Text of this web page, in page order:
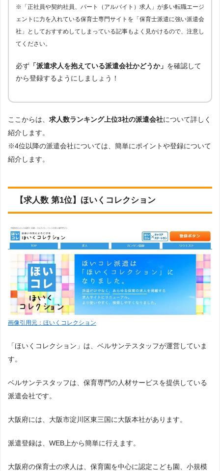
※「正社員や契約社員、パート（アルバイト）求人」が多い転職エージ
ェントに力を入れている保育士専門サイトを「保育士派遣に強い派遣会
社」としておすすめしてしまっている記事もよく見かけるので、注意し
てください。
必ず 「派遣求人を抱えている派遣会社かどうか」 を確認して
から登録するようにしましょう！
ここからは、 求人数ランキング上位3社の派遣会社について詳しく
紹介します。
※4位以降の派遣会社については、簡単にポイントや登録について
紹介します。
【求人数 第1位】ほいくコレクション
画像引用元：ほいくコレクション
「ほいくコレクション」は、ベルサンテスタッフが運営していま
す。
ベルサンテスタッフは、保育専門の人材サービスを提供している
派遣会社です。
大阪府には、大阪市淀川区東三国に大阪本社があります。
派遣登録は、WEB上から簡単に行えます。
大阪府の保育士の求人は、保育園を中心に認定こども園、小規模